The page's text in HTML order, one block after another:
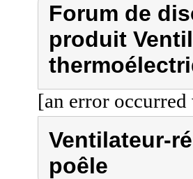
Forum de
produit
[an error
Ventilateur-
poêle